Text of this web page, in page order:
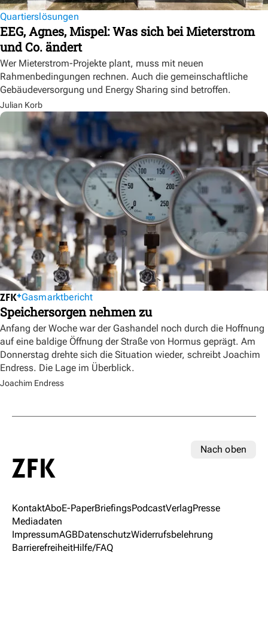
Quartierslösungen
EEG, Agnes, Mispel: Was sich bei Mieterstrom
und Co. ändert
Wer Mieterstrom-Projekte plant, muss mit neuen
Rahmenbedingungen rechnen. Auch die gemeinschaftliche
Gebäudeversorgung und Energy Sharing sind betroffen.
Julian Korb
Gasmarktbericht
Speichersorgen nehmen zu
Anfang der Woche war der Gashandel noch durch die Hoffnung
auf eine baldige Öffnung der Straße von Hormus geprägt. Am
Donnerstag drehte sich die Situation wieder, schreibt Joachim
Endress. Die Lage im Überblick.
Joachim Endress
Nach oben
KontaktAboE-PaperBriefingsPodcastVerlagPresse
Mediadaten
ImpressumAGBDatenschutzWiderrufsbelehrung
BarrierefreiheitHilfe/FAQ